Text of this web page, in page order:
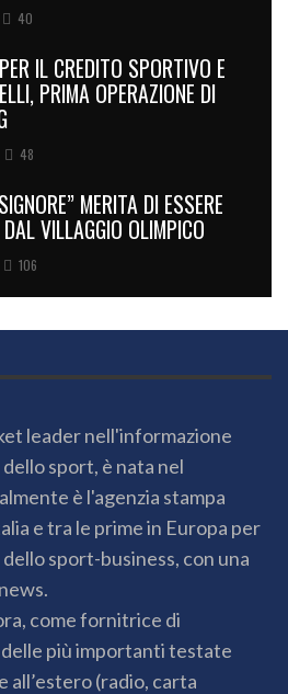
40
IL CREDITO SPORTIVO E
PRIMA OPERAZIONE DI
48
MERITA DI ESSERE
VILLAGGIO OLIMPICO
106
leader nell'informazione
sport, è nata nel
è l'agenzia stampa
e tra le prime in Europa per
sport-business, con una
come fornitrice di
più importanti testate
all’estero (radio, carta